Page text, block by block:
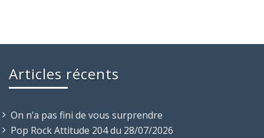
Articles récents
On n’a pas fini de vous surprendre
Pop Rock Attitude 204 du 28/07/2026